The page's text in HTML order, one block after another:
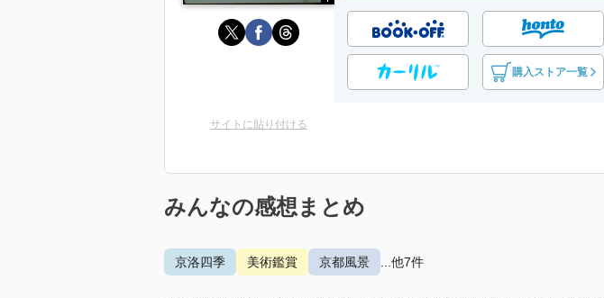
購入ストア一覧
サイトに貼り付ける
みんなの感想まとめ
京洛四季 美術鑑賞 京都風景 ...他7件